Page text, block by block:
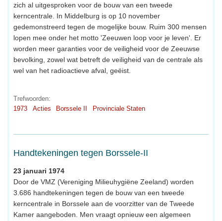
zich al uitgesproken voor de bouw van een tweede
kerncentrale. In Middelburg is op 10 november
gedemonstreerd tegen de mogelijke bouw. Ruim 300 mensen
lopen mee onder het motto 'Zeeuwen loop voor je leven'. Er
worden meer garanties voor de veiligheid voor de Zeeuwse
bevolking, zowel wat betreft de veiligheid van de centrale als
wel van het radioactieve afval, geëist.
Trefwoorden:
1973
Acties Borssele II Provinciale Staten
Handtekeningen tegen Borssele-II
23 januari 1974
Door de VMZ (Vereniging Milieuhygiëne Zeeland) worden
3.686 handtekeningen tegen de bouw van een tweede
kerncentrale in Borssele aan de voorzitter van de Tweede
Kamer aangeboden. Men vraagt opnieuw een algemeen